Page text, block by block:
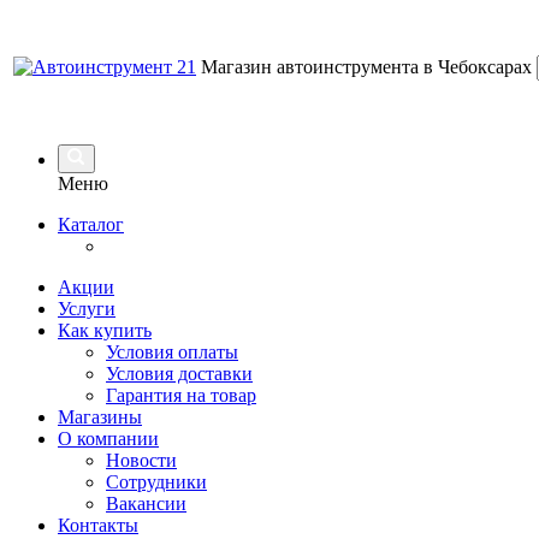
Магазин автоинструмента в Чебоксарах
Меню
Каталог
Акции
Услуги
Как купить
Условия оплаты
Условия доставки
Гарантия на товар
Магазины
О компании
Новости
Сотрудники
Вакансии
Контакты